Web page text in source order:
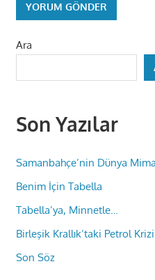
Ara
Son Yazılar
Samanbahçe’nin Dünya
Benim İçin Tabella
Tabella’ya, Minnetle…
Birleşik Krallık’taki Petrol
Son Söz